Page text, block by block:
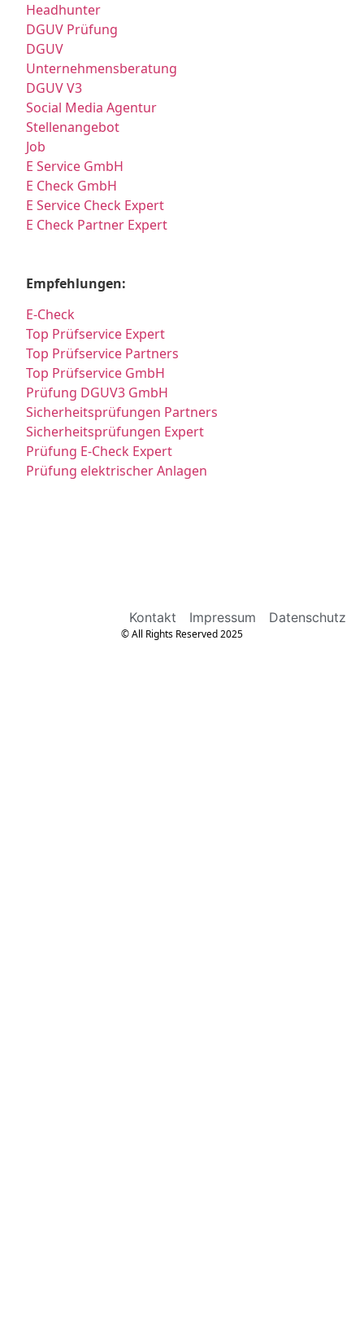
Headhunter
DGUV Prüfung
DGUV
Unternehmensberatung
DGUV V3
Social Media Agentur
Stellenangebot
Job
E Service GmbH
E Check GmbH
E Service Check Expert
E Check Partner Expert
Empfehlungen:
E-Check
Top Prüfservice Expert
Top Prüfservice Partners
Top Prüfservice GmbH
Prüfung DGUV3 GmbH
Sicherheitsprüfungen Partners
Sicherheitsprüfungen Expert
Prüfung E-Check Expert
Prüfung elektrischer Anlagen
Kontakt Impressum Datenschutz
© All Rights Reserved 2025